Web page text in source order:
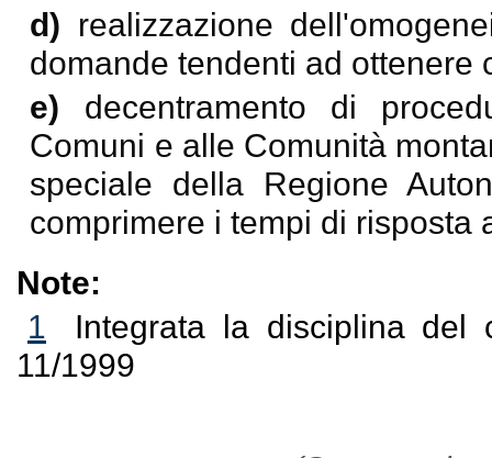
d) realizzazione
domande tendenti ad ottenere
e) decentramento di
Comuni e alle Comunità
speciale della Regione
comprimere i tempi di risposta
Note:
1
Integrata la disciplina
11/1999